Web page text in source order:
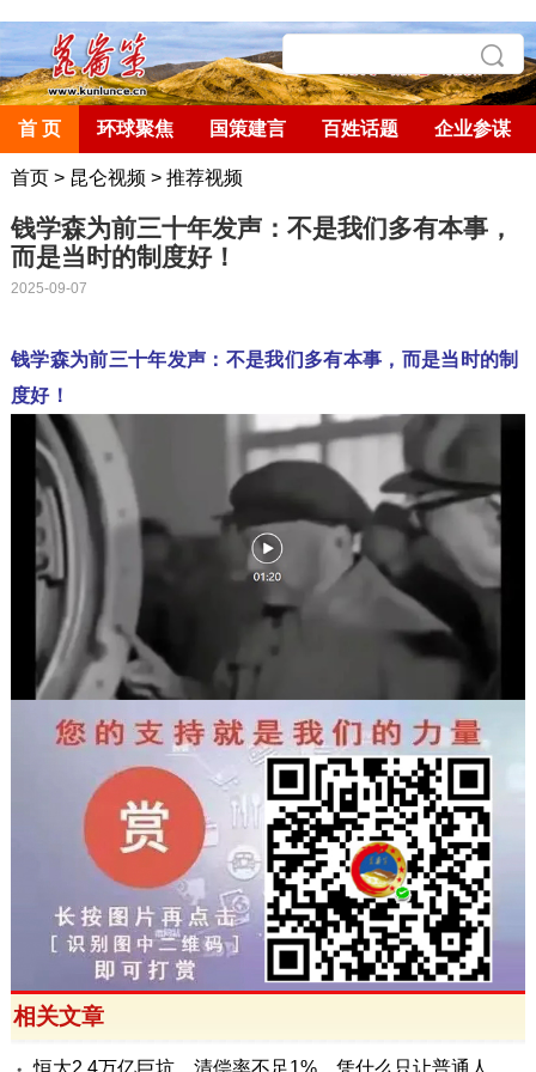
首 页 环球聚焦 国策建言 百姓话题 企业参谋
首页> 昆仑视频 > 推荐视频
钱学森为前三十年发声：不是我们多有本事，
而是当时的制度好！
2025-09-07
钱学森为前三十年发声：不是我们多有本事，而是当时的制
度好！
相关文章